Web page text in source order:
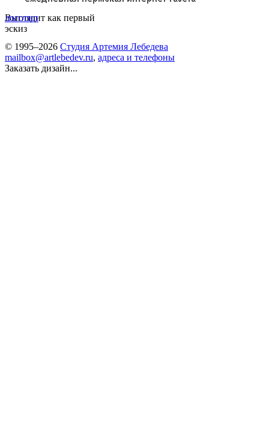
Выглядит как первый
эскиз
логотип
© 1995–2026 Студия Артемия Лебедева
mailbox@artlebedev.ru, адреса и телефоны
Заказать дизайн...